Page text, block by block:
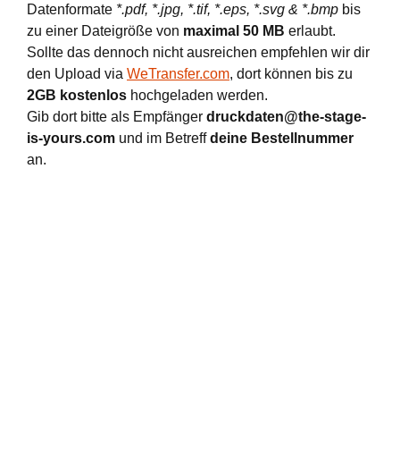
Datenformate *.pdf, *.jpg, *.tif, *.eps, *.svg & *.bmp bis
zu einer Dateigröße von maximal 50 MB erlaubt.
Sollte das dennoch nicht ausreichen empfehlen wir dir
den Upload via WeTransfer.com, dort können bis zu
2GB kostenlos hochgeladen werden.
Gib dort bitte als Empfänger druckdaten@the-stage-
is-yours.com und im Betreffdeine Bestellnummer
an.